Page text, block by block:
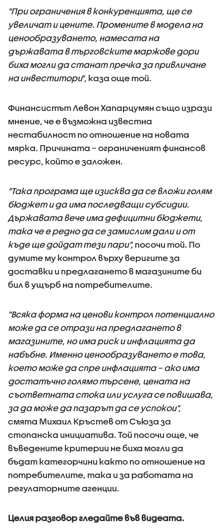
"При ограничения в конкуренцията, ще се
увеличат и цените. Промените в модела на
ценообразуването, намесата на
държавата в търговските маржове дори
биха могли да станат пречка за привличане
на инвеститори", каза още той.
Финансистът Левон Хапарцумян също изрази
мнение, че е възможна известна
нестабилност по отношение на новата
мярка. Причината – ограниченият финансов
ресурс, който е заложен.
"Така програма ще изисква да се вложи голям
бюджет и да има последващи субсидии.
Държавата вече има дефицитни бюджети,
така че е редно да се замислим дали и от
къде ще дойдат тези пари", посочи той. По
думите му контрол върху веригите за
доставки и предлагането в магазините би
бил в ущърб на потребителите.
"Всяка форма на ценови контрол потенциално
може да се отрази на предлагането в
магазините, но има риск и инфлацията да
набъбне. Именно ценообразуването е това,
което може да спре инфлацията – ако има
достатъчно голямо търсене, цената на
съответната стока или услуга се повишава,
за да може да пазарът да се успокои",
смята Михаил Кръстев от Съюза за
стопанска инициатива. Той посочи още, че
въведените критерии не биха могли да
бъдат категорчини както по отношение на
потребителите, така и за работата на
регулаторните агенции.
Целия разговор гледайте във видеата.